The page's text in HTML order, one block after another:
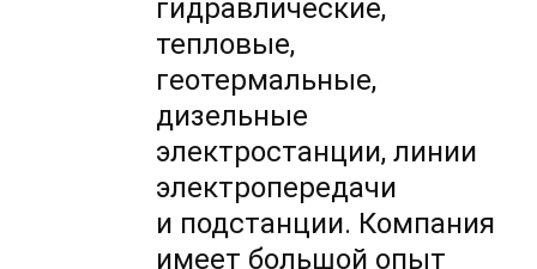
гидравлические,
тепловые,
геотермальные,
дизельные
электростанции, линии
электропередачи
и подстанции. Компания
имеет большой опыт